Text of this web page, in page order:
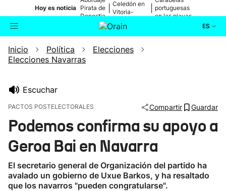
Hoy es noticia Pirata de
Donostia
Celedón en
Vitoria-
portuguesas
en las playas
ES
Buscador Actualidad
Ikusmiran
Eguraldia
Inicio Política
Elecciones
Elecciones Navarras
Escuchar
PACTOS POSTELECTORALES Compartir Guardar
Podemos confirma su apoyo a
Geroa Bai en Navarra
El secretario general de Organización del partido ha
avalado un gobierno de Uxue Barkos, y ha resaltado
que los navarros "pueden congratularse".